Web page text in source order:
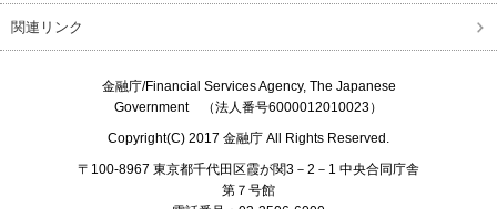
関連リンク
金融庁/Financial Services Agency, The Japanese
Government（法人番号6000012010023）
Copyright(C) 2017 金融庁 All Rights Reserved.
〒100-8967 東京都千代田区霞が関3－2－1 中央合同庁舎
第７号館